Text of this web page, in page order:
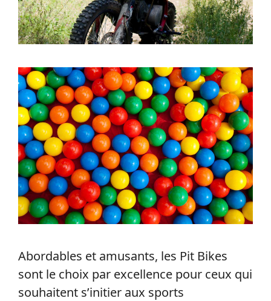
Abordables et amusants, les Pit Bikes
sont le choix par excellence pour ceux qui
souhaitent s’initier aux sports